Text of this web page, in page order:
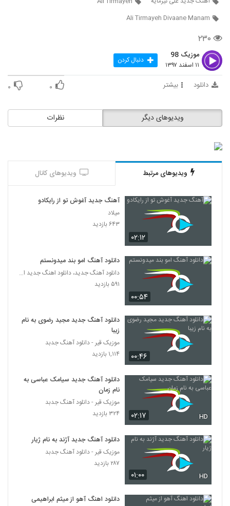
Ali Tirmayeh Divaane Manam
۲۳۰
موزیک 98
۱۱ اسفند ۱۳۹۷ دنبال کردن
دانلود بیشتر ۰ ۰
نظرات ویدیوهای دیگر
ویدیوهای مرتبط ویدیوهای کانال
۰۲:۱۲
آهنگ جدید آغوش تو از رایکادو
میلاد
۶۴۳ بازدید
۰۰:۵۴
دانلود آهنگ امو بند میدونستم
دانلود آهنگ جدید، دانلود اهنگ جدید ایرانی
۵۹۱ بازدید
۰۰:۴۶
دانلود آهنگ جدید مجید رضوی به نام
زیبا
موزیک قیر - دانلود آهنگ جدبد
۱,۱۱۴ بازدید
۰۲:۱۷ HD
دانلود آهنگ جدید سیامک عباسی به
نام زمان
موزیک قیر - دانلود آهنگ جدبد
۳۲۴ بازدید
۰۱:۰۰ HD
دانلود آهنگ جدید آژند به نام ژیار
موزیک قیر - دانلود آهنگ جدبد
۲۸۷ بازدید
دانلود اهنگ آهو از میثم ابراهیمی